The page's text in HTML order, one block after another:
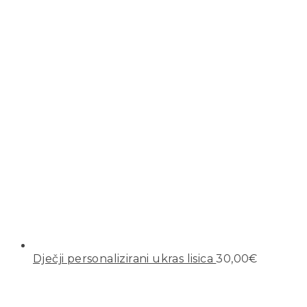
Dječji personalizirani ukras lisica 30,00€